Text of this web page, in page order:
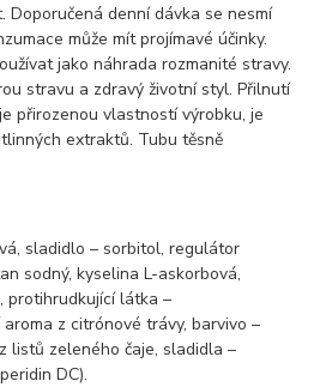
Doporučená denní dávka se nesmí
může mít projímavé účinky.
jako náhrada rozmanité stravy.
stravu a zdravý životní styl. Přilnutí
přirozenou vlastností výrobku, je
extraktů. Tubu těsně
sladidlo – sorbitol, regulátor
sodný, kyselina L-askorbová,
protihrudkující látka –
z citrónové trávy, barvivo –
listů zeleného čaje, sladidla –
DC).